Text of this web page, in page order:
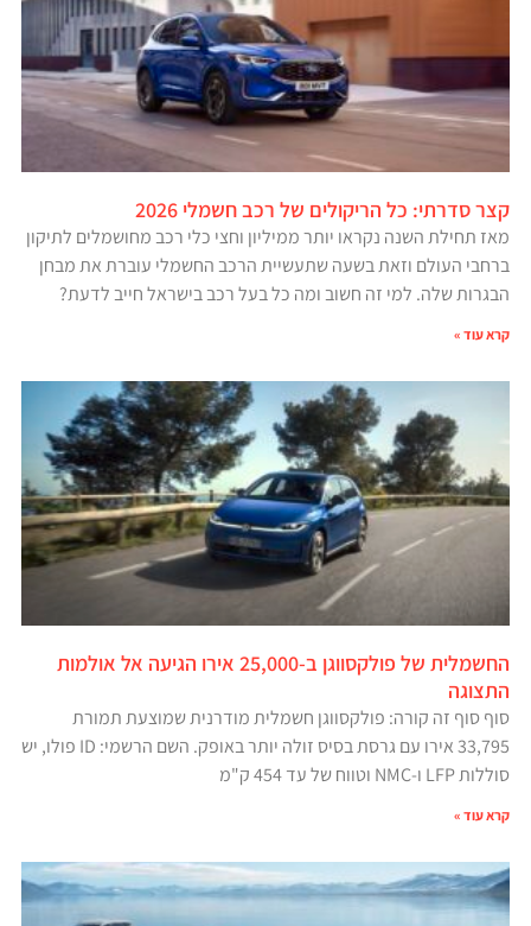
קצר סדרתי: כל הריקולים של רכב חשמלי 2026
מאז תחילת השנה נקראו יותר ממיליון וחצי כלי רכב מחושמלים לתיקון
ברחבי העולם וזאת בשעה שתעשיית הרכב החשמלי עוברת את מבחן
הבגרות שלה. למי זה חשוב ומה כל בעל רכב בישראל חייב לדעת?
קרא עוד »
החשמלית של פולקסווגן ב-25,000 אירו הגיעה אל אולמות
התצוגה
סוף סוף זה קורה: פולקסווגן חשמלית מודרנית שמוצעת תמורת
33,795 אירו עם גרסת בסיס זולה יותר באופק. השם הרשמי: ID פולו, יש
סוללות LFP ו-NMC וטווח של עד 454 ק"מ
קרא עוד »